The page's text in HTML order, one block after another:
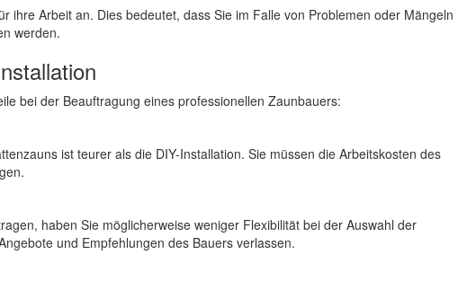
ihre Arbeit an. Dies bedeutet, dass Sie im Falle von Problemen oder Mängeln
werden.
bei der Beauftragung eines professionellen Zaunbauers:
ist teurer als die DIY-Installation. Sie müssen die Arbeitskosten des
haben Sie möglicherweise weniger Flexibilität bei der Auswahl der
und Empfehlungen des Bauers verlassen.